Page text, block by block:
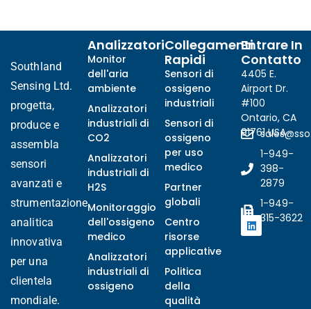
Southland
Sensing Ltd.
progetta,
produce e
assembla
sensori
avanzati e
strumentazione
analitica
innovativa
per una
clientela
mondiale.
Analizzatori
Monitor
dell'aria
ambiente
Analizzatori
industriali di
CO2
Analizzatori
industriali di
H2S
Monitoraggio
dell'ossigeno
medico
Analizzatori
industriali di
ossigeno
Collegamenti
Rapidi
Sensori di
ossigeno
industriali
Sensori di
ossigeno
per uso
medico
Partner
globali
Centro
risorse
applicative
Politica
della
qualità
Entrare In
Contatto
4405 E.
Airport Dr.
#100
Ontario, CA
91761 USA
1-949-
398-
2879
1-949-
315-3622